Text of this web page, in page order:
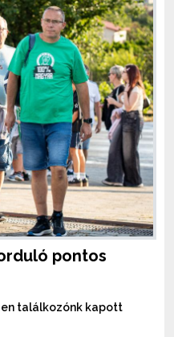
pontos
találkozónk kapott